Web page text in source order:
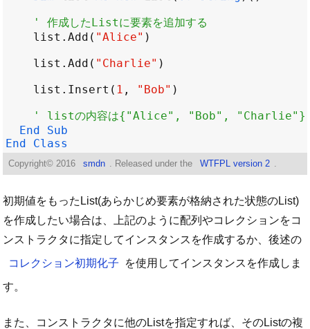
' 作成したListに要素を追加する
list . Add ( "Alice"
list . Add ( "Charlie"
list . Insert ( 1 , "Bob"
' listの内容は{"Alice", "Bob", "Charlie"}
End
Sub
End
Class
Copyright© 2016 smdn . Released under the WTFPL version 2
初期値をもったList(あらかじめ要素が格納された状態のList)
を作成したい場合は、上記のように配列やコレクションをコ
ンストラクタに指定してインスタンスを作成するか、後述の
コレクション初期化子
を使用してインスタンスを作成しま
す。
また、コンストラクタに他のListを指定すれば、そのListの複